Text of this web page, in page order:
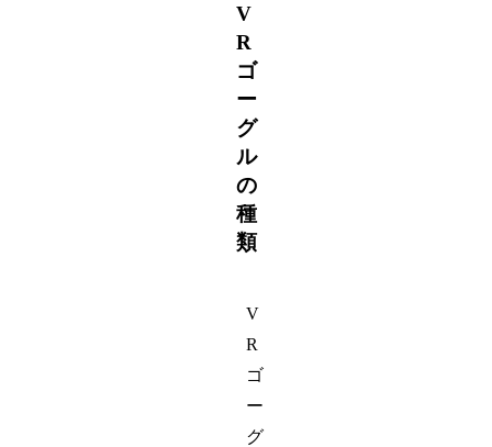
V
R
ゴ
ー
グ
ル
の
種
類
V
R
ゴ
ー
グ